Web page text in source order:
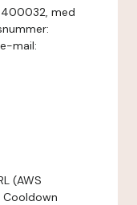
med
mail:
(AWS
Cooldown